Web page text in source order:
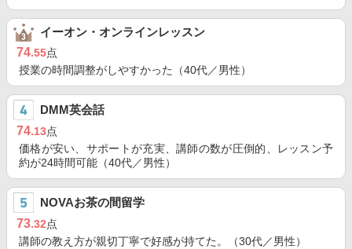
イーオン・オンラインレッスン
74.55点
授業の時間調整がしやすかった（40代／男性）
DMM英会話
74.13点
価格が安い、サポートが充実、講師の数が圧倒的、レッスン予
約が24時間可能（40代／男性）
NOVAお茶の間留学
73.32点
講師の教え方が親切丁寧で好感が持てた。（30代／男性）